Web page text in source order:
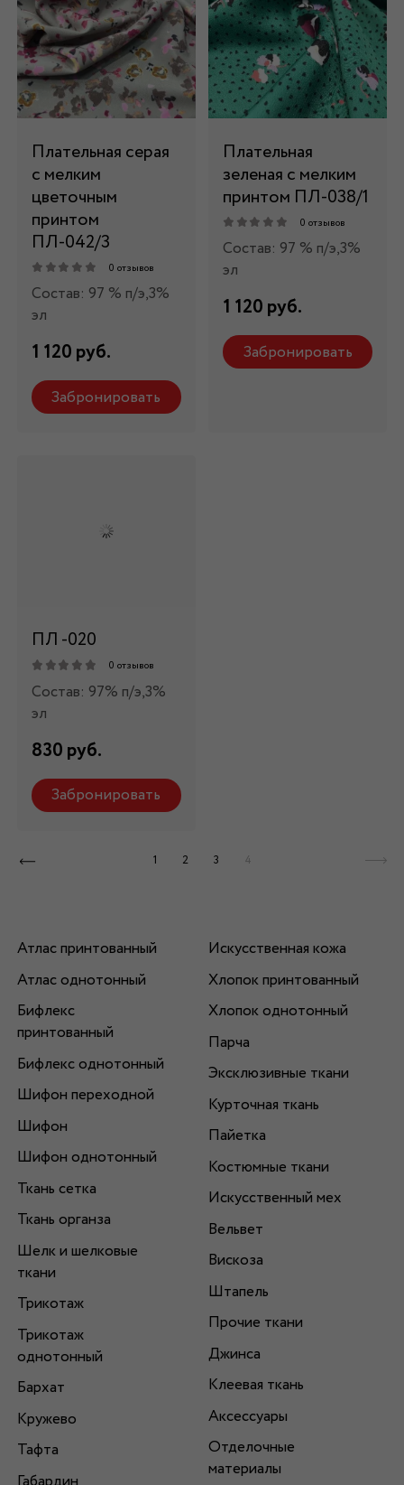
Плательная серая
с мелким
цветочным
принтом
ПЛ-042/3
0 отзывов
Состав: 97 % п/э,3%
эл
1 120 руб.
Забронировать
Плательная
зеленая с мелким
принтом ПЛ-038/1
0 отзывов
Состав: 97 % п/э,3%
эл
1 120 руб.
Забронировать
ПЛ -020
0 отзывов
Состав: 97% п/э,3%
эл
830 руб.
Забронировать
1 2 3 4
Атлас принтованный
Атлас однотонный
Бифлекс
принтованный
Бифлекс однотонный
Шифон переходной
Шифон
Шифон однотонный
Ткань сетка
Ткань органза
Шелк и шелковые
ткани
Трикотаж
Трикотаж
однотонный
Бархат
Кружево
Тафта
Искусственная кожа
Хлопок принтованный
Хлопок однотонный
Парча
Эксклюзивные ткани
Курточная ткань
Пайетка
Костюмные ткани
Искусственный мех
Вельвет
Вискоза
Штапель
Прочие ткани
Джинса
Клеевая ткань
Аксессуары
Отделочные
материалы